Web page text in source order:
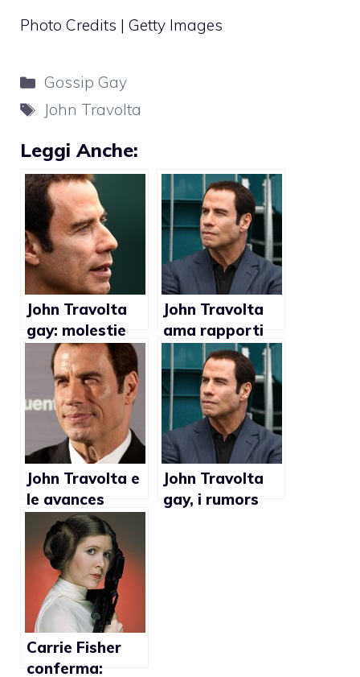
Photo Credits | Getty Images
Categorie
Gossip Gay
Tag
John Travolta
Leggi Anche:
John Travolta
gay: molestie
sessuali a
Fabian Zanzi,
ma l’attore
nega
John Travolta
ama rapporti
sessuali con
uomini secondo
Luis Gonzalez
John Travolta e
le avances
sessuali: fu
bandito
dall’hotel
Peninsula di
New York
John Travolta
gay, i rumors
Carrie Fisher
conferma: